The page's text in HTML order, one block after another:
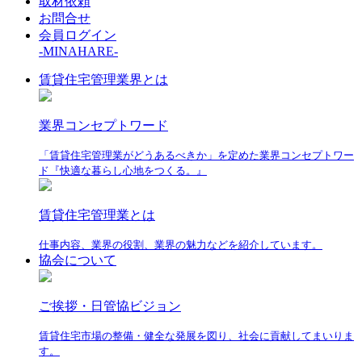
お問合せ
会員ログイン
-MINAHARE-
賃貸住宅管理業界とは
業界コンセプトワード
「賃貸住宅管理業がどうあるべきか」を定めた業界コンセプトワー
ド『快適な暮らし心地をつくる。』
賃貸住宅管理業とは
仕事内容、業界の役割、業界の魅力などを紹介しています。
協会について
ご挨拶・日管協ビジョン
賃貸住宅市場の整備・健全な発展を図り、社会に貢献してまいりま
す。